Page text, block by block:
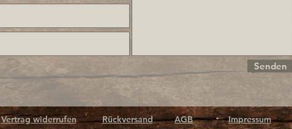
Senden
Rückversand Impressum
AGB
Vertrag widerrufen